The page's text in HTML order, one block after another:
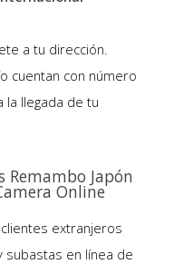
a tu dirección.
cuentan con número
la llegada de tu
Remambo Japón
Online
extranjeros
en línea de